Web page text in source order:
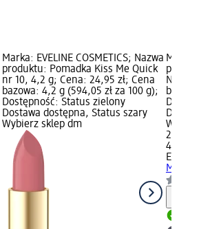
Marka: EVELINE COSMETICS; Nazwa
produktu: Pomadka Kiss Me Quick
nr 10, 4,2 g; Cena: 24,95 zł; Cena
bazowa: 4,2 g (594,05 zł za 100 g);
Dostępność: Status zielony
Dostawa dostępna, Status szary
Wybierz sklep dm
Marka:
produktu:
Nr 04, 17,5
bazowa:
Dostawa
Wybierz
24,95 zł
4,2 g
EVELINE
Me Quick